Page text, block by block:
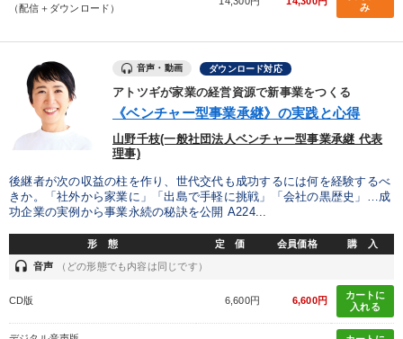
カテゴリー
後継社長・アトツギ 組織と人を動かすマネジメント力を磨く
営業・社員研修
【最新刊】精神科医・和田秀樹の「老いない力」＋健康な社長と
会社をつくる厳選講話
最新トレンドと時代の潮流を押さえる 【6月】音声・映像
売上直結の営業力や販売力を獲得する
数字・税務・決算書 組織・採用・スキル
（配信＋ダウンロード）
み
音声・動画 ダウンロード対応
アトツギが家業の経営資源で新事業をつくる
《ベンチャー型事業承継》の実践と心得
山野千枝(一般社団法人ベンチャー型事業承継 代表
理事)
後継者が次の収益の柱を作り、世代交代も成功するには何を経験するべ
きか。「社外から家業に」「出島で手軽に挑戦」「会社の黒歴史」…成
功企業の実例から事業永続の秘訣を公開 A224...
形 態 定 価 会員価格 購 入
headset 音声 （どの形態でも内容は同じです）
CD版 6,600円 6,600円
カートに
入れる